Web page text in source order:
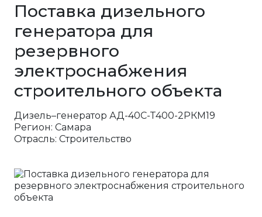
Поставка дизельного
генератора для
резервного
электроснабжения
строительного объекта
Дизель–генератор АД-40С-Т400-2РКМ19
Регион: Самара
Отрасль: Строительство